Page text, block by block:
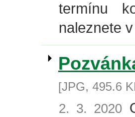
termínu
naleznete
[JPG, 495.6
2. 3. 2020